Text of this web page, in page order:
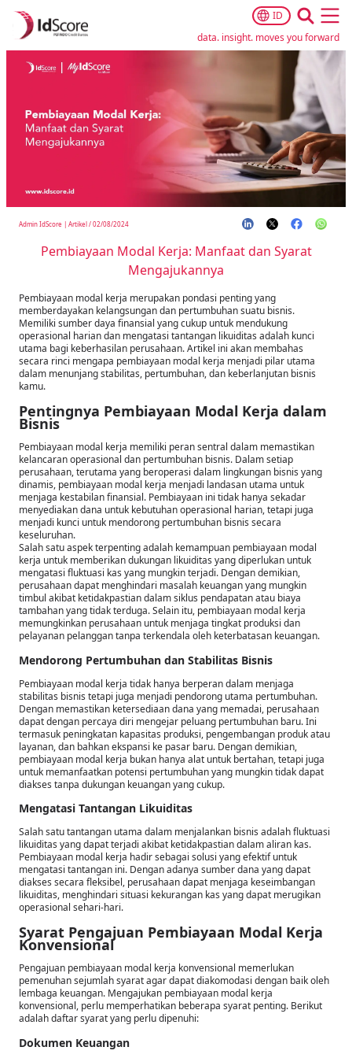
ID
data. insight. moves you forward
Admin IdScore | Artikel/02/08/2024
Pembiayaan Modal Kerja: Manfaat dan Syarat
Mengajukannya
Pembiayaan modal kerja merupakan pondasi penting yang
memberdayakan kelangsungan dan pertumbuhan suatu bisnis.
Memiliki sumber daya finansial yang cukup untuk mendukung
operasional harian dan mengatasi tantangan likuiditas adalah kunci
utama bagi keberhasilan perusahaan. Artikel ini akan membahas
secara rinci mengapa pembiayaan modal kerja menjadi pilar utama
dalam menunjang stabilitas, pertumbuhan, dan keberlanjutan bisnis
kamu.
Pentingnya Pembiayaan Modal Kerja dalam
Bisnis
Pembiayaan modal kerja memiliki peran sentral dalam memastikan
kelancaran operasional dan pertumbuhan bisnis. Dalam setiap
perusahaan, terutama yang beroperasi dalam lingkungan bisnis yang
dinamis, pembiayaan modal kerja menjadi landasan utama untuk
menjaga kestabilan finansial. Pembiayaan ini tidak hanya sekadar
menyediakan dana untuk kebutuhan operasional harian, tetapi juga
menjadi kunci untuk mendorong pertumbuhan bisnis secara
keseluruhan.
Salah satu aspek terpenting adalah kemampuan pembiayaan modal
kerja untuk memberikan dukungan likuiditas yang diperlukan untuk
mengatasi fluktuasi kas yang mungkin terjadi. Dengan demikian,
perusahaan dapat menghindari masalah keuangan yang mungkin
timbul akibat ketidakpastian dalam siklus pendapatan atau biaya
tambahan yang tidak terduga. Selain itu, pembiayaan modal kerja
memungkinkan perusahaan untuk menjaga tingkat produksi dan
pelayanan pelanggan tanpa terkendala oleh keterbatasan keuangan.
Mendorong Pertumbuhan dan Stabilitas Bisnis
Pembiayaan modal kerja tidak hanya berperan dalam menjaga
stabilitas bisnis tetapi juga menjadi pendorong utama pertumbuhan.
Dengan memastikan ketersediaan dana yang memadai, perusahaan
dapat dengan percaya diri mengejar peluang pertumbuhan baru. Ini
termasuk peningkatan kapasitas produksi, pengembangan produk atau
layanan, dan bahkan ekspansi ke pasar baru. Dengan demikian,
pembiayaan modal kerja bukan hanya alat untuk bertahan, tetapi juga
untuk memanfaatkan potensi pertumbuhan yang mungkin tidak dapat
diakses tanpa dukungan keuangan yang cukup.
Mengatasi Tantangan Likuiditas
Salah satu tantangan utama dalam menjalankan bisnis adalah fluktuasi
likuiditas yang dapat terjadi akibat ketidakpastian dalam aliran kas.
Pembiayaan modal kerja hadir sebagai solusi yang efektif untuk
mengatasi tantangan ini. Dengan adanya sumber dana yang dapat
diakses secara fleksibel, perusahaan dapat menjaga keseimbangan
likuiditas, menghindari situasi kekurangan kas yang dapat merugikan
operasional sehari-hari.
Syarat Pengajuan Pembiayaan Modal Kerja
Konvensional
Pengajuan pembiayaan modal kerja konvensional memerlukan
pemenuhan sejumlah syarat agar dapat diakomodasi dengan baik oleh
lembaga keuangan. Mengajukan pembiayaan modal kerja
konvensional, perlu memperhatikan beberapa syarat penting. Berikut
adalah daftar syarat yang perlu dipenuhi:
Dokumen Keuangan